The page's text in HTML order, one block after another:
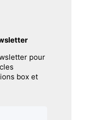
pour
box et